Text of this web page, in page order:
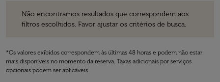
Não encontramos resultados que correspondem aos
filtros escolhidos. Favor ajustar os critérios de busca.
*Os valores exibidos correspondem às últimas 48 horas e podem não estar
mais disponíveis no momento da reserva. Taxas adicionais por serviços
opcionais podem ser aplicáveis.